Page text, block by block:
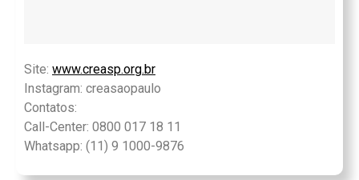
Site: www.creasp.org.br
Instagram: creasaopaulo
Contatos:
Call-Center: 0800 017 18 11
Whatsapp: (11) 9 1000-9876